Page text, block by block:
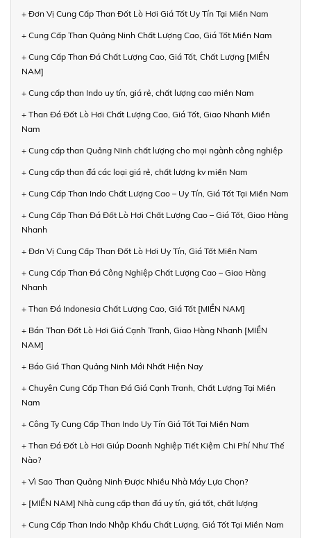
+ Đơn Vị Cung Cấp Than Đốt Lò Hơi Giá Tốt Uy Tín Tại Miền Nam
+ Cung Cấp Than Quảng Ninh Chất Lượng Cao, Giá Tốt Miền Nam
+ Cung Cấp Than Đá Chất Lượng Cao, Giá Tốt, Chất Lượng [MIỀN
NAM]
+ Cung cấp than Indo uy tín, giá rẻ, chất lượng cao miền Nam
+ Than Đá Đốt Lò Hơi Chất Lượng Cao, Giá Tốt, Giao Nhanh Miền
Nam
+ Cung cấp than Quảng Ninh chất lượng cho mọi ngành công nghiệp
+ Cung cấp than đá các loại giá rẻ, chất lượng kv miền Nam
+ Cung Cấp Than Indo Chất Lượng Cao – Uy Tín, Giá Tốt Tại Miền Nam
+ Cung Cấp Than Đá Đốt Lò Hơi Chất Lượng Cao – Giá Tốt, Giao Hàng
Nhanh
+ Đơn Vị Cung Cấp Than Đốt Lò Hơi Uy Tín, Giá Tốt Miền Nam
+ Cung Cấp Than Đá Công Nghiệp Chất Lượng Cao – Giao Hàng
Nhanh
+ Than Đá Indonesia Chất Lượng Cao, Giá Tốt [MIỀN NAM]
+ Bán Than Đốt Lò Hơi Giá Cạnh Tranh, Giao Hàng Nhanh [MIỀN
NAM]
+ Báo Giá Than Quảng Ninh Mới Nhất Hiện Nay
+ Chuyên Cung Cấp Than Đá Giá Cạnh Tranh, Chất Lượng Tại Miền
Nam
+ Công Ty Cung Cấp Than Indo Uy Tín Giá Tốt Tại Miền Nam
+ Than Đá Đốt Lò Hơi Giúp Doanh Nghiệp Tiết Kiệm Chi Phí Như Thế
Nào?
+ Vì Sao Than Quảng Ninh Được Nhiều Nhà Máy Lựa Chọn?
+ [MIỀN NAM] Nhà cung cấp than đá uy tín, giá tốt, chất lượng
+ Cung Cấp Than Indo Nhập Khẩu Chất Lượng, Giá Tốt Tại Miền Nam